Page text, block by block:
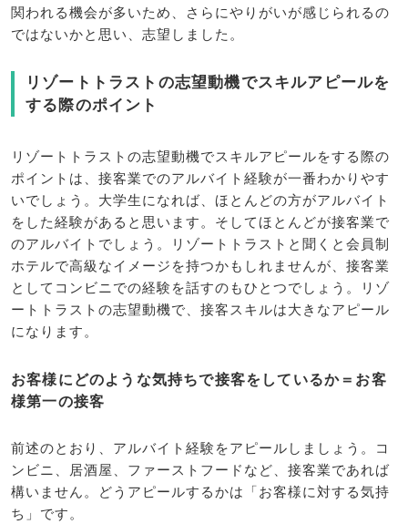
関われる機会が多いため、さらにやりがいが感じられるの
ではないかと思い、志望しました。
リゾートトラストの志望動機でスキルアピールを
する際のポイント
リゾートトラストの志望動機でスキルアピールをする際の
ポイントは、接客業でのアルバイト経験が一番わかりやす
いでしょう。大学生になれば、ほとんどの方がアルバイト
をした経験があると思います。そしてほとんどが接客業で
のアルバイトでしょう。リゾートトラストと聞くと会員制
ホテルで高級なイメージを持つかもしれませんが、接客業
としてコンビニでの経験を話すのもひとつでしょう。リゾ
ートトラストの志望動機で、接客スキルは大きなアピール
になります。
お客様にどのような気持ちで接客をしているか＝お客
様第一の接客
前述のとおり、アルバイト経験をアピールしましょう。コ
ンビニ、居酒屋、ファーストフードなど、接客業であれば
構いません。どうアピールするかは「お客様に対する気持
ち」です。